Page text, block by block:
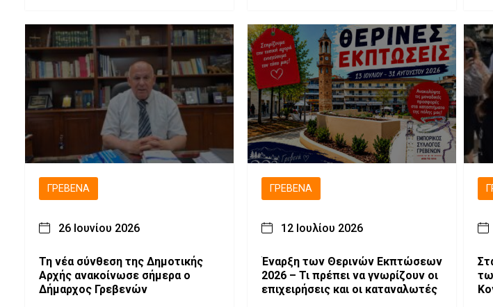
ΓΡΕΒΕΝΆ
26 Ιουνίου 2026
Τη νέα σύνθεση της Δημοτικής
Αρχής ανακοίνωσε σήμερα ο
Δήμαρχος Γρεβενών
ΓΡΕΒΕΝΆ
12 Ιουλίου 2026
Έναρξη των Θερινών Εκπτώσεων
2026 – Τι πρέπει να γνωρίζουν οι
επιχειρήσεις και οι καταναλωτές